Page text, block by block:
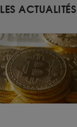
LES ACTUALITÉS